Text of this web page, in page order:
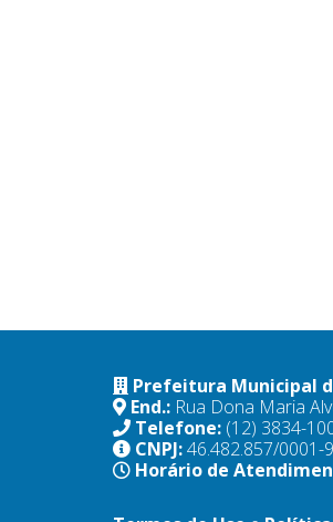
Prefeitura Municipal
End.: Rua Dona Maria
Telefone: (12) 3834-
CNPJ:46.482.857/0001-
Horário de